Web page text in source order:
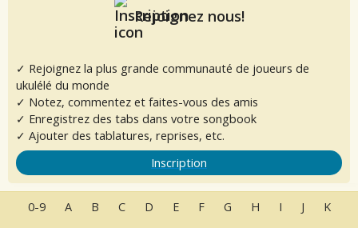
Rejoignez nous!
✓ Rejoignez la plus grande communauté de joueurs de
ukulélé du monde
✓ Notez, commentez et faites-vous des amis
✓ Enregistrez des tabs dans votre songbook
✓ Ajouter des tablatures, reprises, etc.
Inscription
0-9 A B C D E F G H I J K